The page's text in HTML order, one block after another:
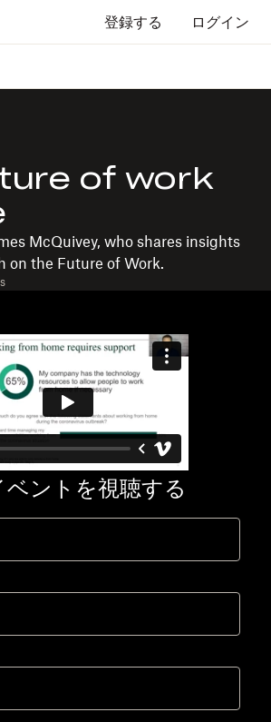
登録する ログイン
of work
McQuivey, who shares insights
on the Future of Work.
ントを視聴する